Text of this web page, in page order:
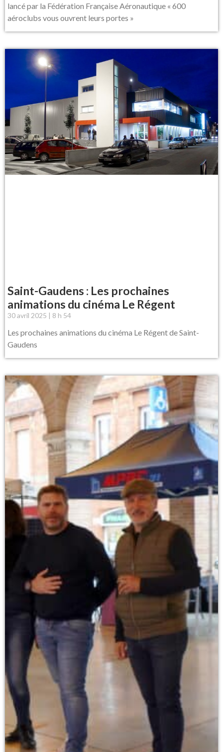
lancé par la Fédération Française Aéronautique « 600
aéroclubs vous ouvrent leurs portes »
Saint-Gaudens : Les prochaines
animations du cinéma Le Régent
30 avril 2025 8 h 54
Les prochaines animations du cinéma Le Régent de Saint-
Gaudens